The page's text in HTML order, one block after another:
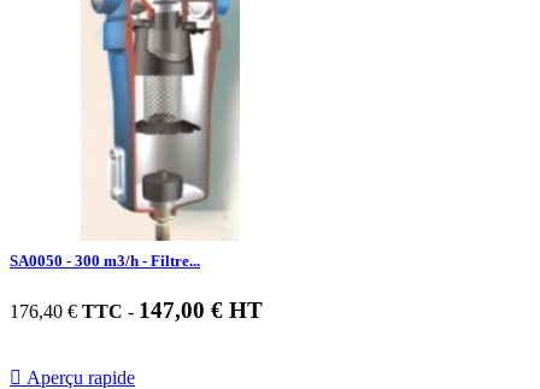
SA0050 - 300 m3/h - Filtre...
176,40 € TTC - 147,00 € HT
 Aperçu rapide